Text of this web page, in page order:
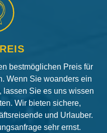
bestmöglichen Preis für
Wenn Sie woanders ein
lassen Sie es uns wissen
Wir bieten sichere,
und Urlauber.
sehr ernst.